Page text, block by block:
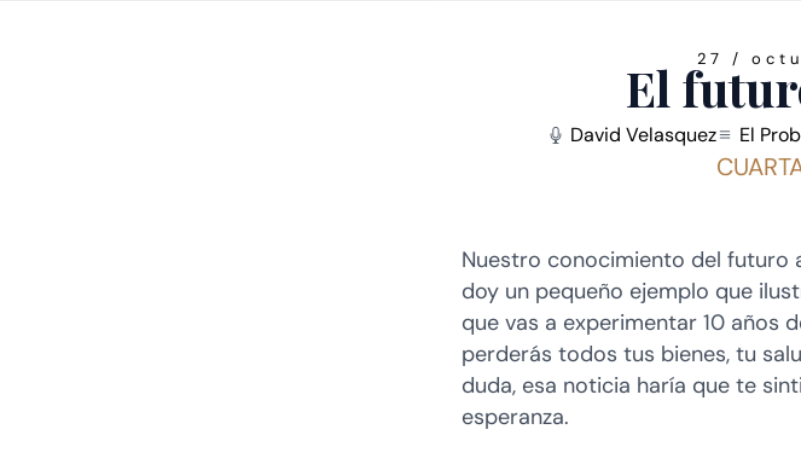
27 /
El
David Velasquez El
Nuestro conocimiento del futuro
doy un pequeño ejemplo que
que vas a experimentar 10 años
perderás todos tus bienes, tu
duda, esa noticia haría que te
esperanza.